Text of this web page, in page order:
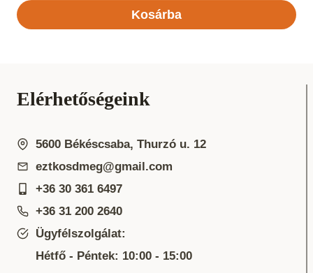
Kosárba
Elérhetőségeink
5600 Békéscsaba, Thurzó u. 12
eztkosdmeg@gmail.com
+36 30 361 6497
+36 31 200 2640
Ügyfélszolgálat:
Hétfő - Péntek: 10:00 - 15:00